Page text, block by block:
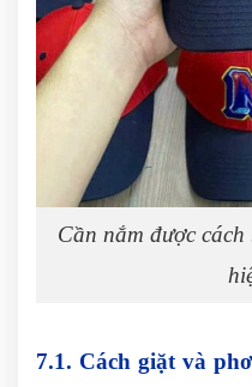
Cần nắm được
7.1. Cách giặt và